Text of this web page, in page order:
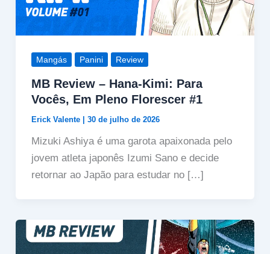
Mangás Panini Review
MB Review – Hana-Kimi: Para
Vocês, Em Pleno Florescer #1
Erick Valente 30 de julho de 2026
Mizuki Ashiya é uma garota apaixonada pelo
jovem atleta japonês Izumi Sano e decide
retornar ao Japão para estudar no […]